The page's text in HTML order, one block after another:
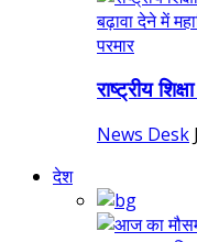
राष्ट्रीय
News Desk
देश